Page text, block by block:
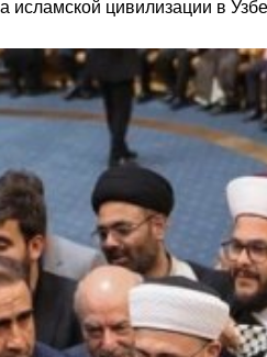
исламской цивилизации в